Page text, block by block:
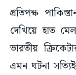
প্রতিপক্ষ
দেখিয়ে হাত
ভারতীয়
এমন ঘটনা